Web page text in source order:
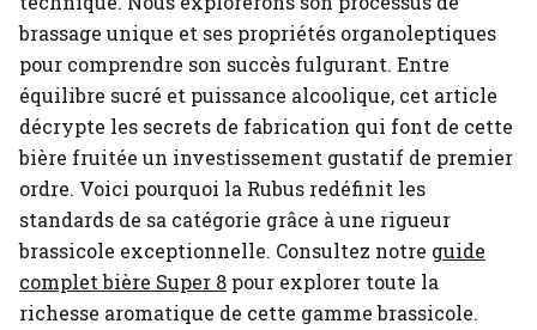
brassage unique et ses propriétés organoleptiques
pour comprendre son succès fulgurant. Entre
équilibre sucré et puissance alcoolique, cet article
décrypte les secrets de fabrication qui font de cette
bière fruitée un investissement gustatif de premier
ordre. Voici pourquoi la Rubus redéfinit les
standards de sa catégorie grâce à une rigueur
brassicole exceptionnelle. Consultez notre guide
complet bière Super 8 pour explorer toute la
richesse aromatique de cette gamme brassicole.